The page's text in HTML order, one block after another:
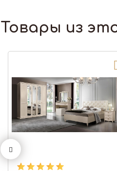
Товары из